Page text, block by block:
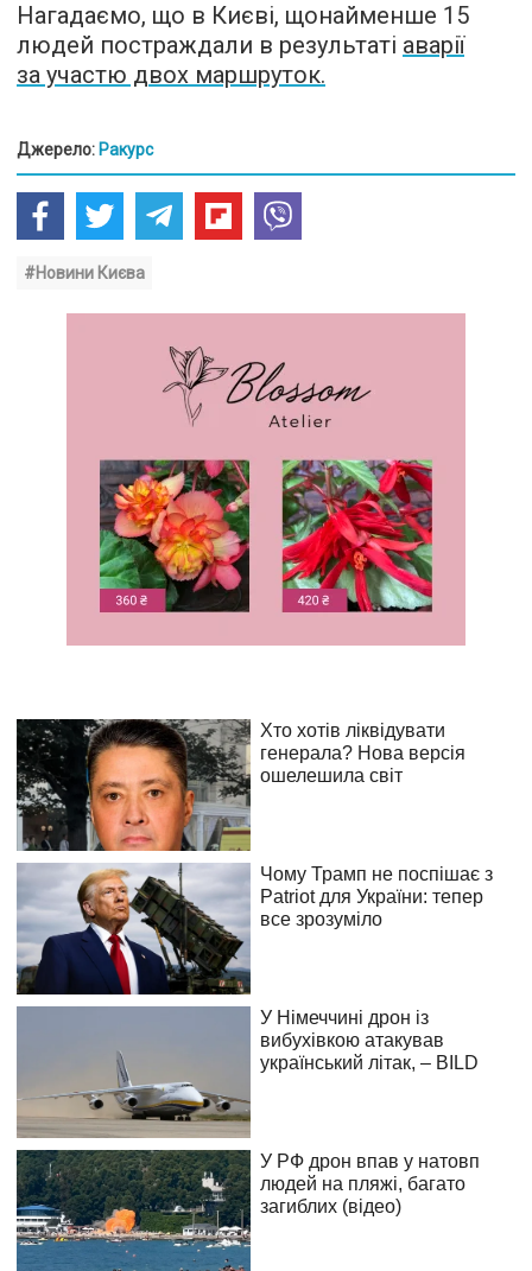
Нагадаємо, що в Києві, щонайменше 15
людей постраждали в результаті аварії
за участю двох маршруток.
Джерело: Ракурс
#Новини Києва